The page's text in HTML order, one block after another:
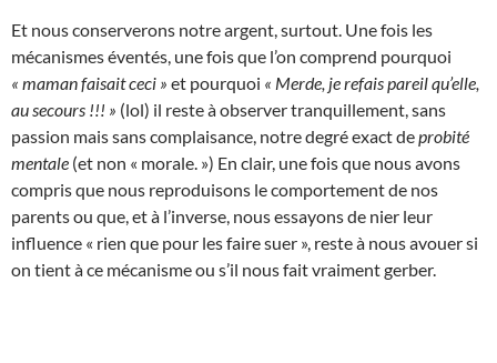
Et nous conserverons notre argent, surtout. Une fois les
mécanismes éventés, une fois que l’on comprend pourquoi
« maman faisait ceci » et pourquoi « Merde, je refais pareil qu’elle,
au secours !!! » (lol) il reste à observer tranquillement, sans
passion mais sans complaisance, notre degré exact deprobité
mentale (et non « morale. ») En clair, une fois que nous avons
compris que nous reproduisons le comportement de nos
parents ou que, et à l’inverse, nous essayons de nier leur
influence « rien que pour les faire suer », reste à nous avouer si
on tient à ce mécanisme ou s’il nous fait vraiment gerber.